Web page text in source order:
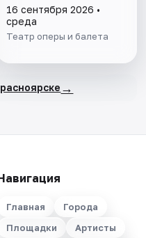
16 сентября 2026 •
среда
Театр оперы и балета
→
Главная
Города
Площадки
Артисты